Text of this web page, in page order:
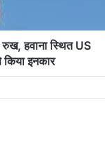
रुख, हवाना स्थित US
इनकार